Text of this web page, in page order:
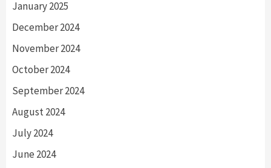
January 2025
December 2024
November 2024
October 2024
September 2024
August 2024
July 2024
June 2024